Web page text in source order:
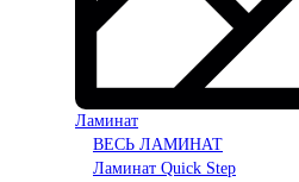
Ламинат
ВЕСЬ ЛАМИНАТ
Ламинат Quick Step